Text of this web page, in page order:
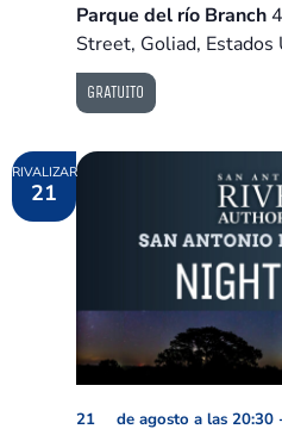
Parque del río Branch
Street, Goliad, Estados
GRATUITO
RIVALIZAR
21
21 de agosto a las 20:30